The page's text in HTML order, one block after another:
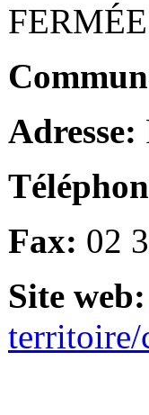
Adresse:
Fax: 02
Site web:
territoire/